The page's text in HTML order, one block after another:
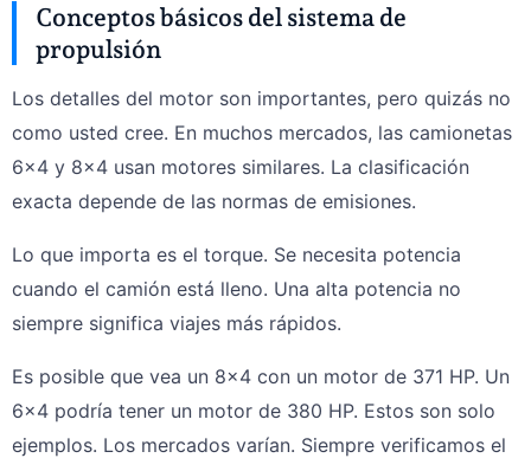
Conceptos básicos del sistema de
propulsión
Los detalles del motor son importantes, pero quizás no
como usted cree. En muchos mercados, las camionetas
6x4 y 8x4 usan motores similares. La clasificación
exacta depende de las normas de emisiones.
Lo que importa es el torque. Se necesita potencia
cuando el camión está lleno. Una alta potencia no
siempre significa viajes más rápidos.
Es posible que vea un 8x4 con un motor de 371 HP. Un
6x4 podría tener un motor de 380 HP. Estos son solo
ejemplos. Los mercados varían. Siempre verificamos el